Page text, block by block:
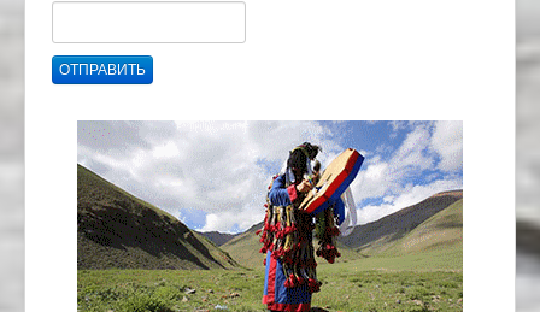
ОТПРАВИТЬ